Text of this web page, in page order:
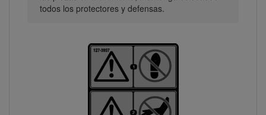
todos los protectores y defensas.